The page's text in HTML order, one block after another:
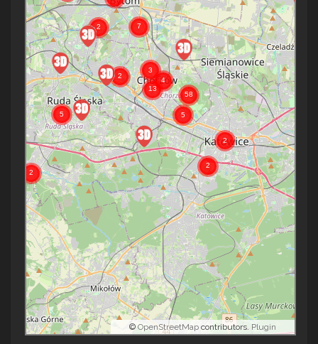
© OpenStreetMap contributors. Plugin